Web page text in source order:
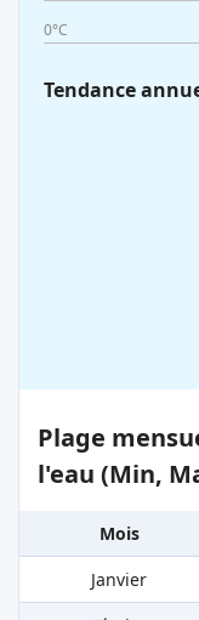
0°C
Tendance
Plage
l'eau (Min,
Mois
Janvier